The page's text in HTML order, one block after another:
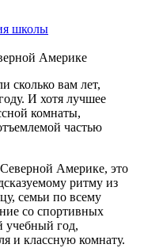
школы
Америке
сколько вам лет,
И хотя лучшее
комнаты,
частью
Америке, это
ритму из
семьи по всему
со спортивных
учебный год,
и классную комнату.